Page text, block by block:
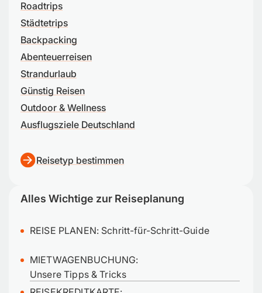
Roadtrips
Städtetrips
Backpacking
Abenteuerreisen
Strandurlaub
Günstig Reisen
Outdoor & Wellness
Ausflugsziele Deutschland
Reisetyp bestimmen
Alles Wichtige zur Reiseplanung
REISE PLANEN: Schritt-für-Schritt-Guide
MIETWAGENBUCHUNG:
Unsere Tipps & Tricks